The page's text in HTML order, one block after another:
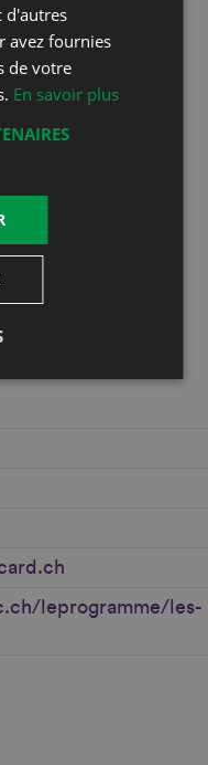
Un soupçon
le papet.
sur fond
le gras,
arrosé
leprogramme/les-
d'autres
avez fournies
de votre
En savoir plus